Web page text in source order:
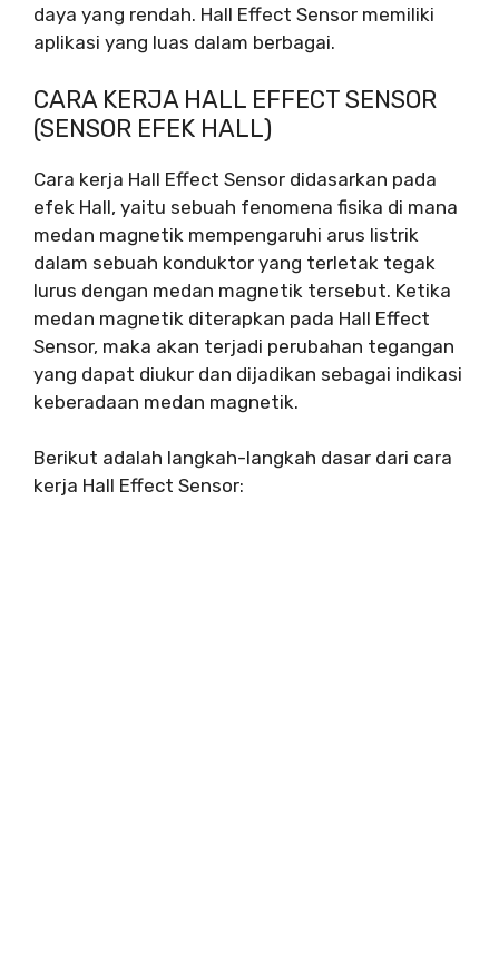
daya yang rendah. Hall Effect Sensor memiliki
aplikasi yang luas dalam berbagai.
CARA KERJA HALL EFFECT SENSOR
(SENSOR EFEK HALL)
Cara kerja Hall Effect Sensor didasarkan pada
efek Hall, yaitu sebuah fenomena fisika di mana
medan magnetik mempengaruhi arus listrik
dalam sebuah konduktor yang terletak tegak
lurus dengan medan magnetik tersebut. Ketika
medan magnetik diterapkan pada Hall Effect
Sensor, maka akan terjadi perubahan tegangan
yang dapat diukur dan dijadikan sebagai indikasi
keberadaan medan magnetik.
Berikut adalah langkah-langkah dasar dari cara
kerja Hall Effect Sensor: